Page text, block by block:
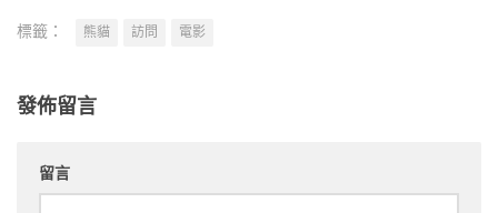
標籤： 熊貓 訪問 電影
發佈留言
留言